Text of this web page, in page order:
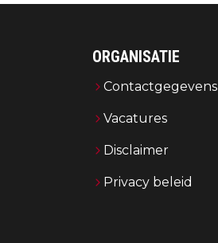
ORGANISATIE
Contactgegevens
Vacatures
Disclaimer
Privacy beleid